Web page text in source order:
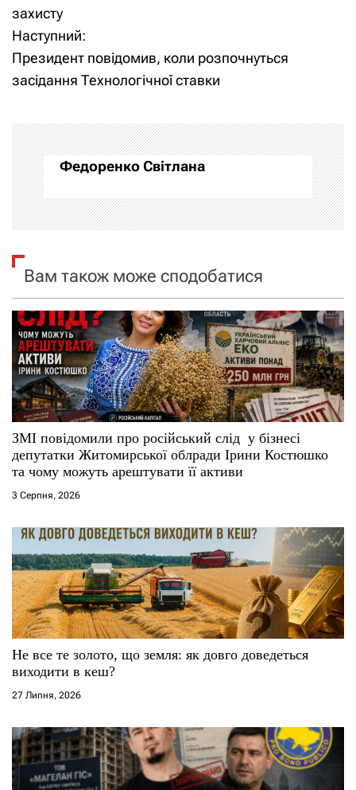
в
і
г
а
ц
і
я
з
а
п
и
с
і
в
захисту
Наступний:
Президент повідомив, коли розпочнуться
засідання Технологічної ставки
Федоренко Світлана
Вам також може сподобатися
ЗМІ повідомили про російський слід у бізнесі
депутатки Житомирської облради Ірини Костюшко
та чому можуть арештувати її активи
3 Серпня, 2026
Не все те золото, що земля: як довго доведеться
виходити в кеш?
27 Липня, 2026